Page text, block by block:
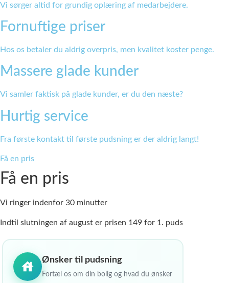
Vi sørger altid for grundig oplæring af medarbejdere.
Fornuftige priser
Hos os betaler du aldrig overpris, men kvalitet koster penge.
Massere glade kunder
Vi samler faktisk på glade kunder, er du den næste?
Hurtig service
Fra første kontakt til første pudsning er der aldrig langt!
Få en pris
Få en pris
Vi ringer indenfor 30 minutter
Indtil slutningen af august er prisen 149 for 1. puds
Ønsker til pudsning
Fortæl os om din bolig og hvad du ønsker